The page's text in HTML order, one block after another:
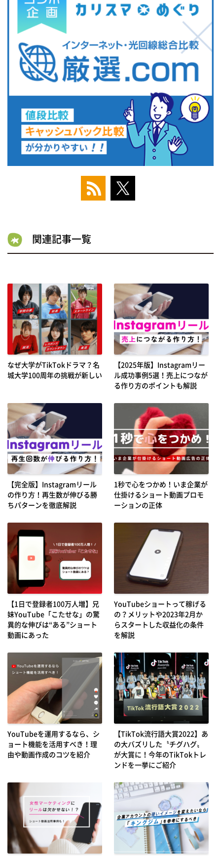
関連記事一覧
なぜ大学がTikTokドラマ？名
城大学100周年の挑戦が新しい
【2025年版】Instagramリー
ル成功事例5選！売上につなが
る作り方のポイントも解説
【完全版】Instagramリール
の作り方！再生数が伸びる勝
ちパターンを徹底解説
1秒で心をつかめ！いま企業が
仕掛けるショート動画プロモ
ーションの正体
【1日で登録者100万人増】兄
妹YouTube「こたせな」の驚
異的な伸びは“ある”ショート
動画にあった
YouTubeショートって稼げる
の？メリットや2023年2月か
らスタートした収益化の条件
を解説
YouTubeを運用するなら、シ
ョート機能を活用すべき！理
由や動画作成のコツを紹介
【TikTok流行語大賞2022】あ
の大バズリした〝チグハグ〟
が大賞に！今年のTikTokトレ
ンドを一挙にご紹介